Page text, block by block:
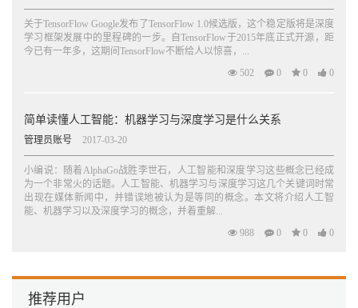
关于TensorFlow Google发布了TensorFlow 1.0候选版，这个稳定版将是深度
学习框架发展中的里程碑的一步。自TensorFlow于2015年底正式开源，距
今已有一年多，这期间TensorFlow不断给人以惊喜，...
502
0 0 0
简单读懂人工智能：机器学习与深度学习是什么关系
管理员账号 2017-03-20
小编说：随着AlphaGo战胜李世石，人工智能和深度学习这些概念已经成
为一个非常火的话题。人工智能、机器学习与深度学习这几个关键词时常
出现在媒体新闻中，并错误地被认为是等同的概念。本文将介绍人工智
能、机器学习以及深度学习的概念，并着重解...
988
0 0 0
推荐用户